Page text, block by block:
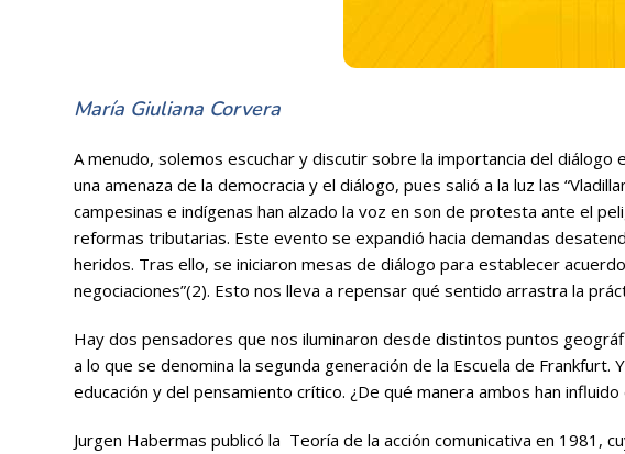
María Giuliana Corvera
A menudo, solemos escuchar y discutir sobre la importancia del
una amenaza de la democracia y el diálogo, pues salió a la luz las
campesinas e indígenas han alzado la voz en son de protesta ante el
reformas tributarias. Este evento se expandió hacia demandas
heridos. Tras ello, se iniciaron mesas de diálogo para establecer
negociaciones”(2). Esto nos lleva a repensar qué sentido arrastra la
Hay dos pensadores que nos iluminaron desde distintos puntos
a lo que se denomina la segunda generación de la Escuela de
educación y del pensamiento crítico. ¿De qué manera ambos han
Jurgen Habermas publicó la Teoría de la acción comunicativa en 1981,